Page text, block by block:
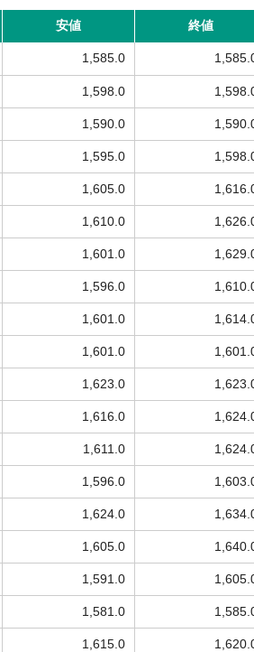
安値 終値
1,585.0
1,598.0
1,590.0
1,595.0
1,605.0
1,610.0
1,601.0
1,596.0
1,601.0
1,601.0
1,623.0
1,616.0
1,611.0
1,596.0
1,624.0
1,605.0
1,591.0
1,581.0
1,615.0